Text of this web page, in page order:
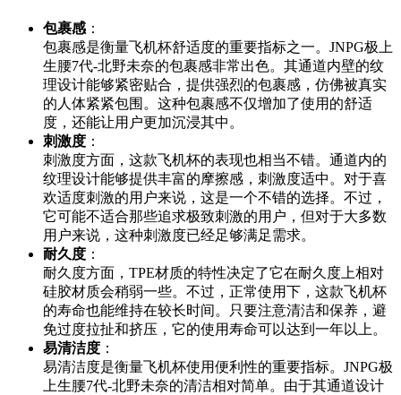
包裹感 ：
包裹感是衡量飞机杯舒适度的重要指标之一。JNPG极上
生腰7代-北野未奈的包裹感非常出色。其通道内壁的纹
理设计能够紧密贴合，提供强烈的包裹感，仿佛被真实
的人体紧紧包围。这种包裹感不仅增加了使用的舒适
度，还能让用户更加沉浸其中。
刺激度 ：
刺激度方面，这款飞机杯的表现也相当不错。通道内的
纹理设计能够提供丰富的摩擦感，刺激度适中。对于喜
欢适度刺激的用户来说，这是一个不错的选择。不过，
它可能不适合那些追求极致刺激的用户，但对于大多数
用户来说，这种刺激度已经足够满足需求。
耐久度 ：
耐久度方面，TPE材质的特性决定了它在耐久度上相对
硅胶材质会稍弱一些。不过，正常使用下，这款飞机杯
的寿命也能维持在较长时间。只要注意清洁和保养，避
免过度拉扯和挤压，它的使用寿命可以达到一年以上。
易清洁度 ：
易清洁度是衡量飞机杯使用便利性的重要指标。JNPG极
上生腰7代-北野未奈的清洁相对简单。由于其通道设计